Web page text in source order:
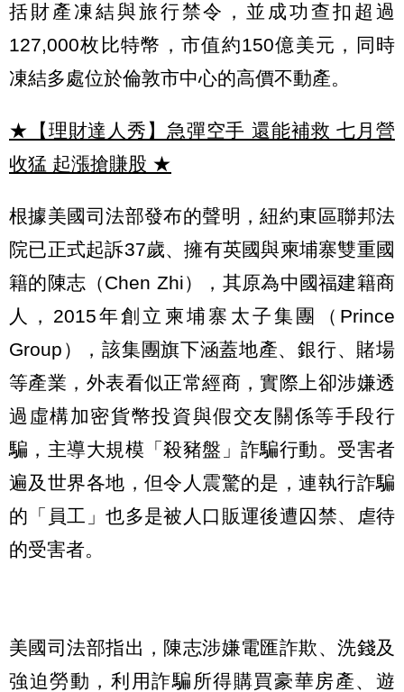
括財產凍結與旅行禁令，並成功查扣超過
127,000枚比特幣，市值約150億美元，同時
凍結多處位於倫敦市中心的高價不動產。
★【理財達人秀】急彈空手 還能補救 七月營
收猛 起漲搶賺股 ★
根據美國司法部發布的聲明，紐約東區聯邦法
院已正式起訴37歲、擁有英國與柬埔寨雙重國
籍的陳志（Chen Zhi），其原為中國福建籍商
人，2015年創立柬埔寨太子集團（Prince
Group），該集團旗下涵蓋地產、銀行、賭場
等產業，外表看似正常經商，實際上卻涉嫌透
過虛構加密貨幣投資與假交友關係等手段行
騙，主導大規模「殺豬盤」詐騙行動。受害者
遍及世界各地，但令人震驚的是，連執行詐騙
的「員工」也多是被人口販運後遭囚禁、虐待
的受害者。
美國司法部指出，陳志涉嫌電匯詐欺、洗錢及
強迫勞動，利用詐騙所得購買豪華房產、遊